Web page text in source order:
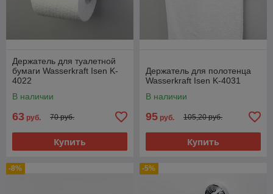
Держатель для туалетной
бумаги Wasserkraft Isen K-
4022
В наличии
63 руб. 70 руб.
Купить
Держатель для полотенца
Wasserkraft Isen K-4031
В наличии
95 руб. 105,20 руб.
Купить
-8% -5%